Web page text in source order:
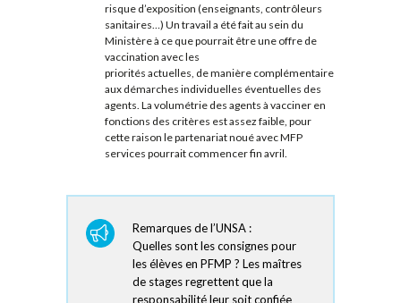
risque d’exposition (enseignants, contrôleurs
sanitaires…) Un travail a été fait au sein du
Ministère à ce que pourrait être une offre de
vaccination avec les
priorités actuelles, de manière complémentaire
aux démarches individuelles éventuelles des
agents. La volumétrie des agents à vacciner en
fonctions des critères est assez faible, pour
cette raison le partenariat noué avec MFP
services pourrait commencer fin avril.
Remarques de l’UNSA :
Quelles sont les consignes pour
les élèves en PFMP ? Les maîtres
de stages regrettent que la
responsabilité leur soit confiée